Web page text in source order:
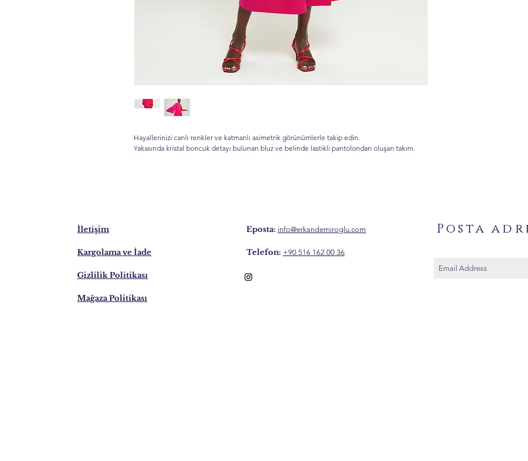
Hayallerinizi canlı renkler ve katmanlı asimetrik görünümlerle takip edin.
Yakasında kristal boncuk detayı bulunan bluz ve belinde lastikli pantolondan oluşan takım.
İletişim
Kargolama ve İade
Gizlilik Politikası
Mağaza Politikası
Eposta: info@erkandemiroglu.com
Telefon: +90 516 162 00 36
Posta